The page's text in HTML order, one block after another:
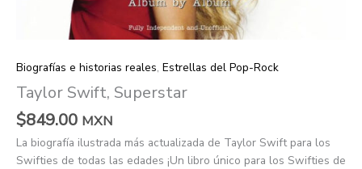
Biografías e historias reales, Estrellas del Pop-Rock
Taylor Swift, Superstar
$849.00 MXN
La biografía ilustrada más actualizada de Taylor Swift para los
Swifties de todas las edades ¡Un libro único para los Swifties de